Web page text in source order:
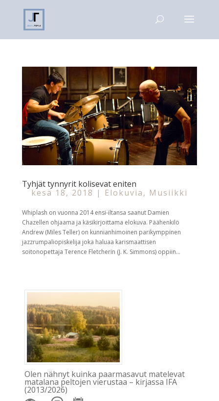
Tyhjät tynnyrit kolisevat eniten
kesä 18, 2018 | Elokuvia, Musiikki
Whiplash on vuonna 2014 ensi-iltansa saanut Damien
Chazellen ohjaama ja käsikirjoittama elokuva. Päähenkilö
Andrew (Miles Teller) on kunnianhimoinen parikymppinen
jazzrumpaliopiskelija joka haluaa karismaattisen
soitonopettaja Terence Fletcherin (J. K. Simmons) oppiin...
Olen nähnyt kuinka paarmasavut matelevat
matalana peltojen vierustaa – kirjassa IFA
(2013/2026)